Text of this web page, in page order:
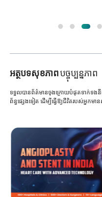
អត្ថបទសុខភាពបច្ចុប្បន្នភាព
ទទួលបានព័ត៌មានចុងក្រោយបំផុតទាក់ទងនឹង
ព័ន្ធផ្សេងទៀត ដើម្បីធ្វើឱ្យជីវិតរបស់អ្នក